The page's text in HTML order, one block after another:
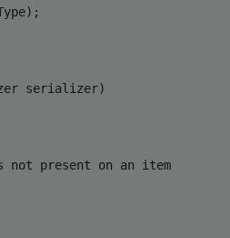
serializer)
present on an item